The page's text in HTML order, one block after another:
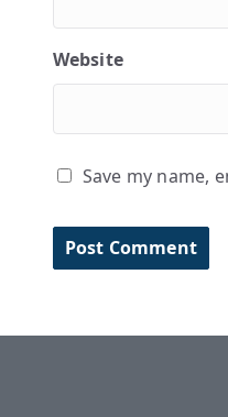
Website
Save my name,